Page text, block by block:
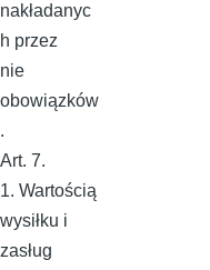
nakładanyc
h przez
nie
obowiązków
.
Art. 7.
1. Wartością
wysiłku i
zasług